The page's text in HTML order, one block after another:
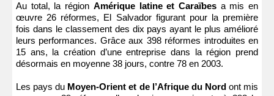
Au total, la région Amérique latine et Caraïbesa mis en
œuvre 26 réformes, El Salvador figurant pour la première
fois dans le classement des dix pays ayant le plus amélioré
leurs performances. Grâce aux 398 réformes introduites en
15 ans, la création d’une entreprise dans la région prend
désormais en moyenne 38 jours, contre 78 en 2003.
Les pays du Moyen-Orient et de l’Afrique du Nordont mis